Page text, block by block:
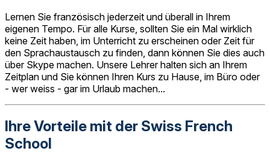
Lernen Sie französisch jederzeit und überall in Ihrem
eigenen Tempo. Für alle Kurse, sollten Sie ein Mal wirklich
keine Zeit haben, im Unterricht zu erscheinen oder Zeit für
den Sprachaustausch zu finden, dann können Sie dies auch
über Skype machen. Unsere Lehrer halten sich an Ihrem
Zeitplan und Sie können Ihren Kurs zu Hause, im Büro oder
- wer weiss - gar im Urlaub machen...
Ihre Vorteile mit der Swiss French
School